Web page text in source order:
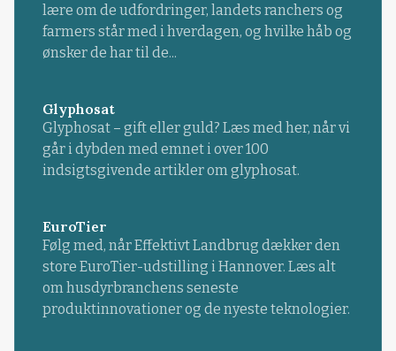
lære om de udfordringer, landets ranchers og
farmers står med i hverdagen, og hvilke håb og
ønsker de har til de...
Glyphosat
Glyphosat – gift eller guld? Læs med her, når vi
går i dybden med emnet i over 100
indsigtsgivende artikler om glyphosat.
EuroTier
Følg med, når Effektivt Landbrug dækker den
store EuroTier-udstilling i Hannover. Læs alt
om husdyrbranchens seneste
produktinnovationer og de nyeste teknologier.